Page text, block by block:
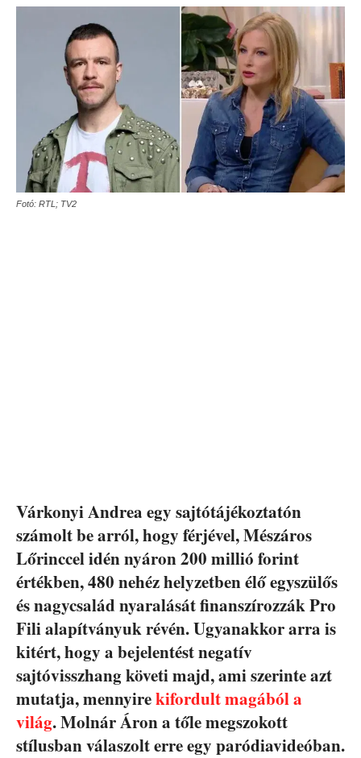
Fotó: RTL; TV2
Várkonyi Andrea egy sajtótájékoztatón
számolt be arról, hogy férjével, Mészáros
Lőrinccel idén nyáron 200 millió forint
értékben, 480 nehéz helyzetben élő egyszülős
és nagycsalád nyaralását finanszírozzák Pro
Fili alapítványuk révén. Ugyanakkor arra is
kitért, hogy a bejelentést negatív
sajtóvisszhang követi majd, ami szerinte azt
mutatja, mennyirekifordult magából a
világ. Molnár Áron a tőle megszokott
stílusban válaszolt erre egy paródiavideóban.